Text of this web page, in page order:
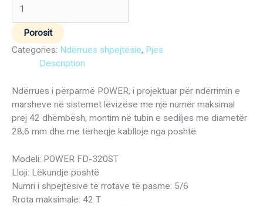
Porosit
Categories: Ndërrues shpejtësie, Pjes
Description
Ndërrues i përparmë POWER, i projektuar për ndërrimin e
marsheve në sistemet lëvizëse me një numër maksimal
prej 42 dhëmbësh, montim në tubin e sediljes me diametër
28,6 mm dhe me tërheqje kablloje nga poshtë.
Modeli: POWER FD-320ST
Lloji: Lëkundje poshtë
Numri i shpejtësive të rrotave të pasme: 5/6
Rrota maksimale: 42 T